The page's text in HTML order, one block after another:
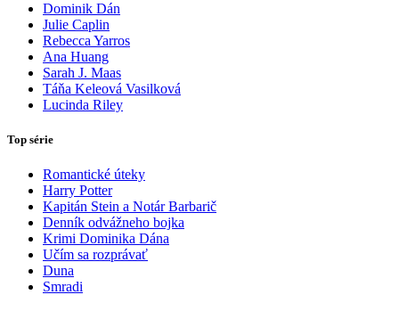
Dominik Dán
Julie Caplin
Rebecca Yarros
Ana Huang
Sarah J. Maas
Táňa Keleová Vasilková
Lucinda Riley
Top série
Romantické úteky
Harry Potter
Kapitán Stein a Notár Barbarič
Denník odvážneho bojka
Krimi Dominika Dána
Učím sa rozprávať
Duna
Smradi